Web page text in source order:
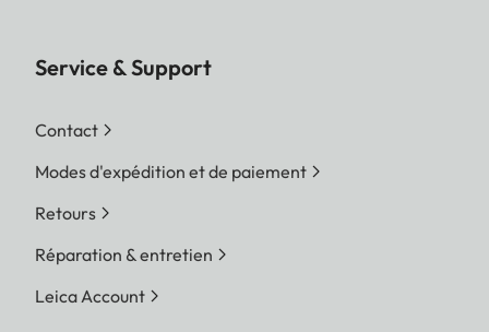
Service & Support
Contact
Modes d'expédition et de paiement
Retours
Réparation & entretien
Leica Account